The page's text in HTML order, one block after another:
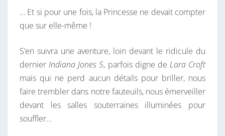
… Et si pour une fois, la Princesse ne devait compter
que sur elle-même !
S’en suivra une aventure, loin devant le ridicule du
dernierIndiana Jones 5, parfois digne de Lara Croft
mais qui ne perd aucun détails pour briller, nous
faire trembler dans notre fauteuils, nous émerveiller
devant les salles souterraines illuminées pour
souffler…